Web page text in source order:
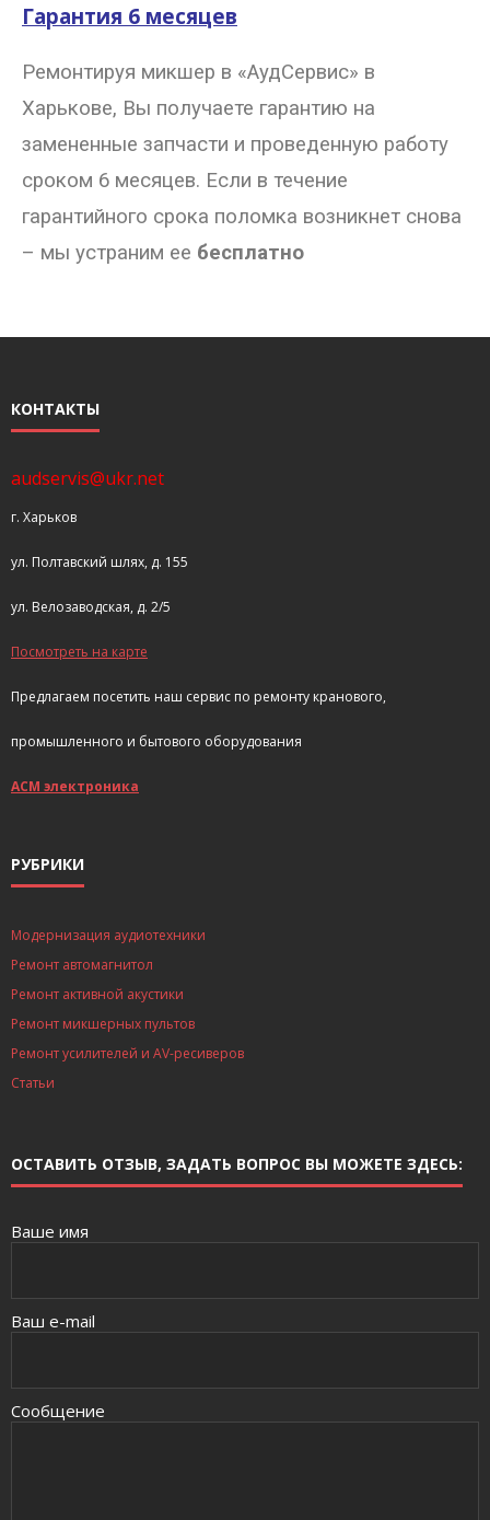
Гарантия 6 месяцев
Ремонтируя микшер в «АудСервис» в
Харькове, Вы получаете гарантию на
замененные запчасти и проведенную работу
сроком 6 месяцев. Если в течение
гарантийного срока поломка возникнет снова
– мы устраним ее бесплатно
КОНТАКТЫ
audservis@ukr.net
г. Харьков
ул. Полтавский шлях, д. 155
ул. Велозаводская, д. 2/5
Посмотреть на карте
Предлагаем посетить наш сервис по ремонту кранового,
промышленного и бытового оборудования
АСМ электроника
РУБРИКИ
Модернизация аудиотехники
Ремонт автомагнитол
Ремонт активной акустики
Ремонт микшерных пультов
Ремонт усилителей и AV-ресиверов
Статьи
ОСТАВИТЬ ОТЗЫВ, ЗАДАТЬ ВОПРОС ВЫ МОЖЕТЕ ЗДЕСЬ:
Ваше имя
Ваш e-mail
Сообщение